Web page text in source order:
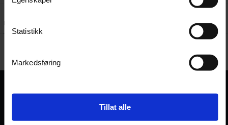
Statistikk
Markedsføring
Tillat alle
Kundeanmeldelser